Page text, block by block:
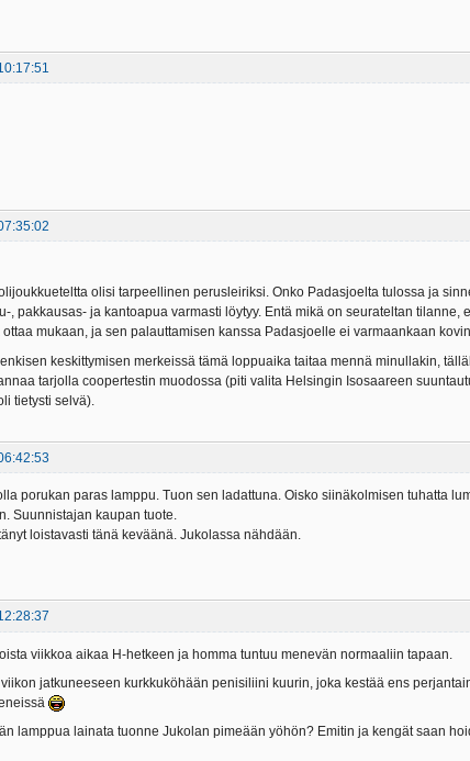
olisi tarpeellinen perusleiriksi. Onko Padasjoelta tulossa ja
, pakkausas- ja kantoapua varmasti löytyy. Entä mikä on seurateltan
mukaan, ja sen palauttamisen kanssa Padasjoelle ei varmaankaan
keskittymisen merkeissä tämä loppuaika taitaa mennä minullakin,
tarjolla coopertestin muodossa (piti valita Helsingin Isosaareen
tietysti selvä).
porukan paras lamppu. Tuon sen ladattuna. Oisko siinäkolmisen tuhatta
Suunnistajan kaupan tuote.
loistavasti tänä keväänä. Jukolassa nähdään.
viikkoa aikaa H-hetkeen ja homma tuntuu menevän normaaliin tapaan.
jatkuneeseen kurkkuköhään penisiliini kuurin, joka kestää ens
lamppua lainata tuonne Jukolan pimeään yöhön? Emitin ja kengät saan